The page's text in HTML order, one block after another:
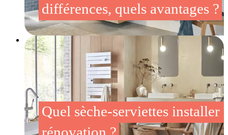
différences, quels avantages ?
Quel sèche-serviettes installer